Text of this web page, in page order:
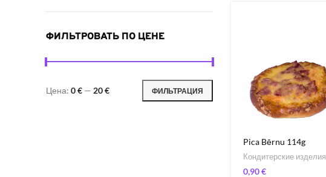
ФИЛЬТРОВАТЬ ПО ЦЕНЕ
ФИЛЬТРАЦИЯ
Цена: 0 € — 20 €
Pica Bērnu 114g
Кондитерские изделия
€